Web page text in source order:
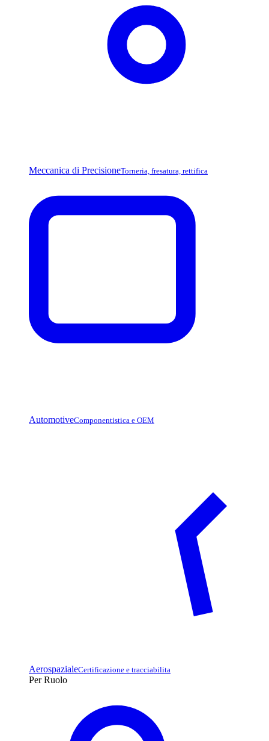
Meccanica di PrecisioneTorneria, fresatura, rettifica
AutomotiveComponentistica e OEM
AerospazialeCertificazione e tracciabilita
Per Ruolo